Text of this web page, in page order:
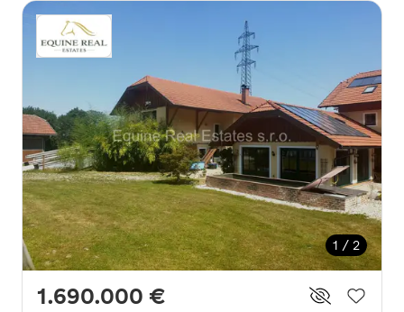
1 / 2
1.690.000 €